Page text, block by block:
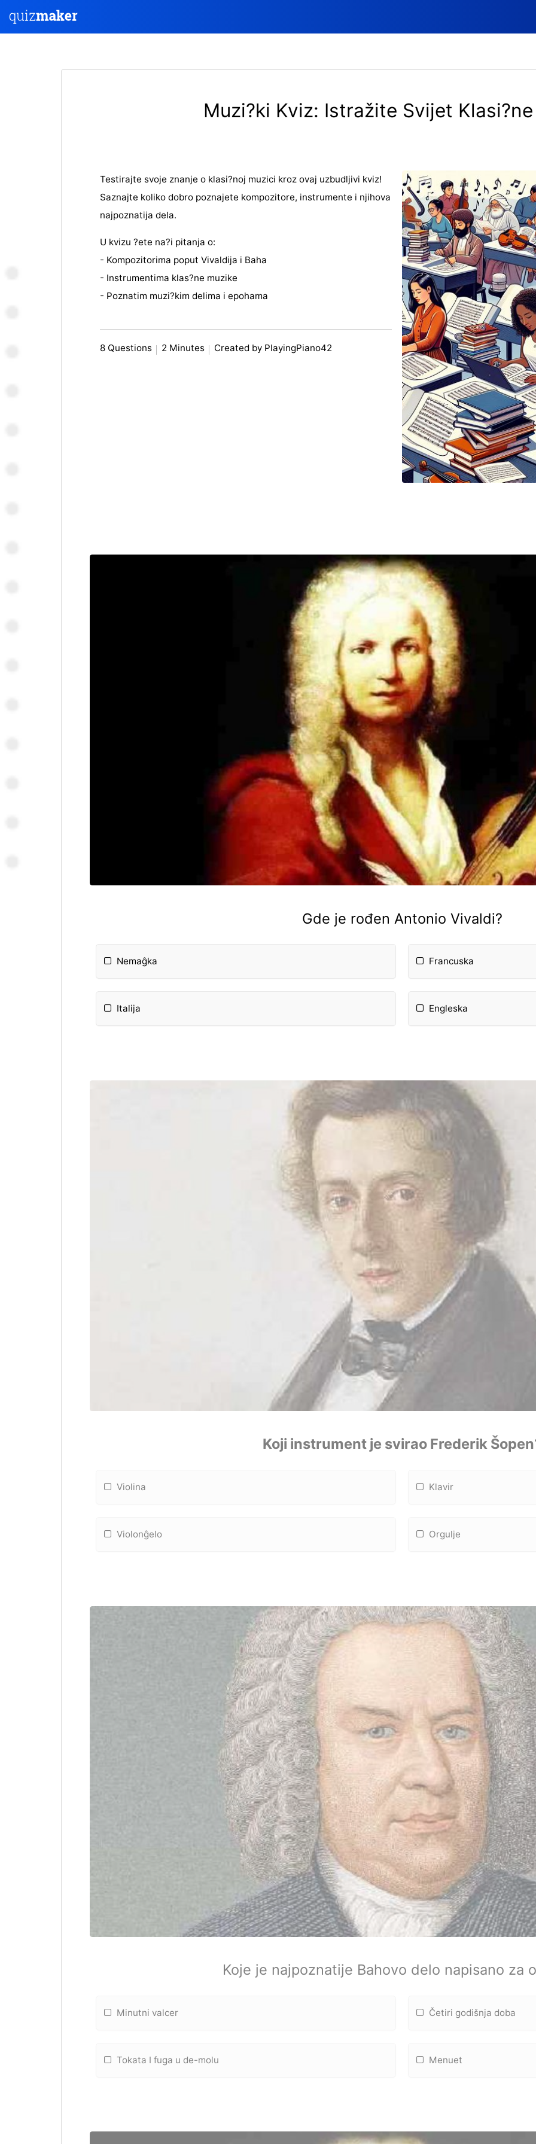
Muzi?ki Kviz: Istražite Svijet
Testirajte svoje znanje o klasi?noj muzici kroz ovaj uzbudljivi kviz!
Saznajte koliko dobro poznajete kompozitore, instrumente i njihova
najpoznatija dela.
U kvizu ?ete na?i pitanja o:
- Kompozitorima poput Vivaldija i Baha
- Instrumentima klas?ne muzike
- Poznatim muzi?kim delima i epohama
8 Questions 2 Minutes Created by PlayingPiano42
Gde je rođen Antonio Vivaldi?
Nemaĝka Francuska
Italija Engleska
Koji instrument je svirao Frederik
Violina Klavir
Violonĝelo Orgulje
Koje je najpoznatije Bahovo delo napisano za
Minutni valcer Četiri godišnja doba
Tokata I fuga u de-molu Menuet